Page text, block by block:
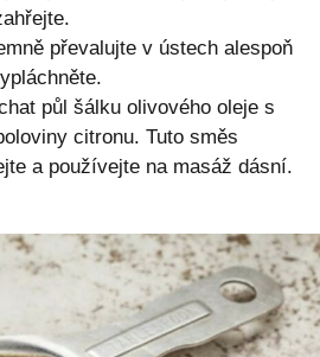
převalujte v ústech alespoň
půl šálku olivového oleje s
citronu. Tuto směs
a používejte na masáž dásní.